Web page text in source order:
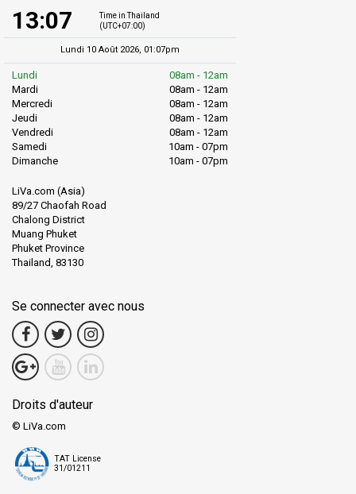
13:07
Time in Thailand
(UTC+07:00)
Lundi 10 Août 2026, 01:07pm
Lundi
08am - 12am
Mardi
08am - 12am
Mercredi
08am - 12am
Jeudi
08am - 12am
Vendredi
08am - 12am
Samedi
10am - 07pm
Dimanche
10am - 07pm
LiVa.com (Asia)
89/27 Chaofah Road
Chalong District
Muang Phuket
Phuket Province
Thailand, 83130
Se connecter avec nous
Droits d'auteur
© LiVa.com
TAT License
31/01211